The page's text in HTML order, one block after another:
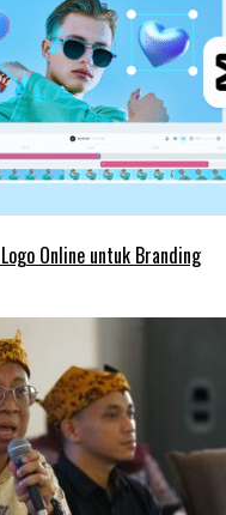
Online untuk Branding